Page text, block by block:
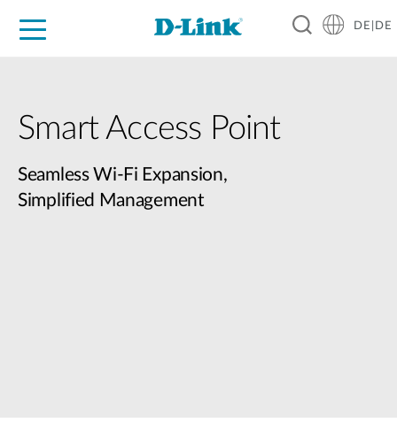
DE|DE
Smart Access Point
Seamless Wi-Fi Expansion,
Simplified Management